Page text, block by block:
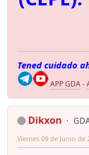
Tened cuidado
APP GDA-
Dikxon
Viernes 09 de Junio de